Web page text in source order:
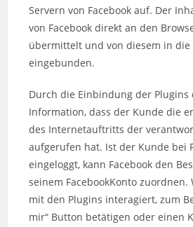
Servern von Facebook auf. Der
von Facebook direkt an den
übermittelt und von diesem in die
eingebunden.
Durch die Einbindung der Plugins
Information, dass der Kunde die
des Internetauftritts der
aufgerufen hat. Ist der Kunde bei
eingeloggt, kann Facebook den
seinem FacebookKonto zuordnen.
mit den Plugins interagiert, zum
mir“ Button betätigen oder einen